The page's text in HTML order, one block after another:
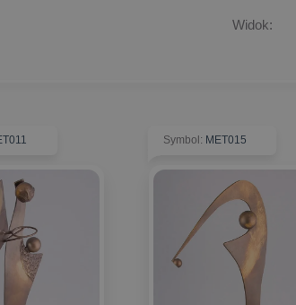
Widok:
Symbol : MET015